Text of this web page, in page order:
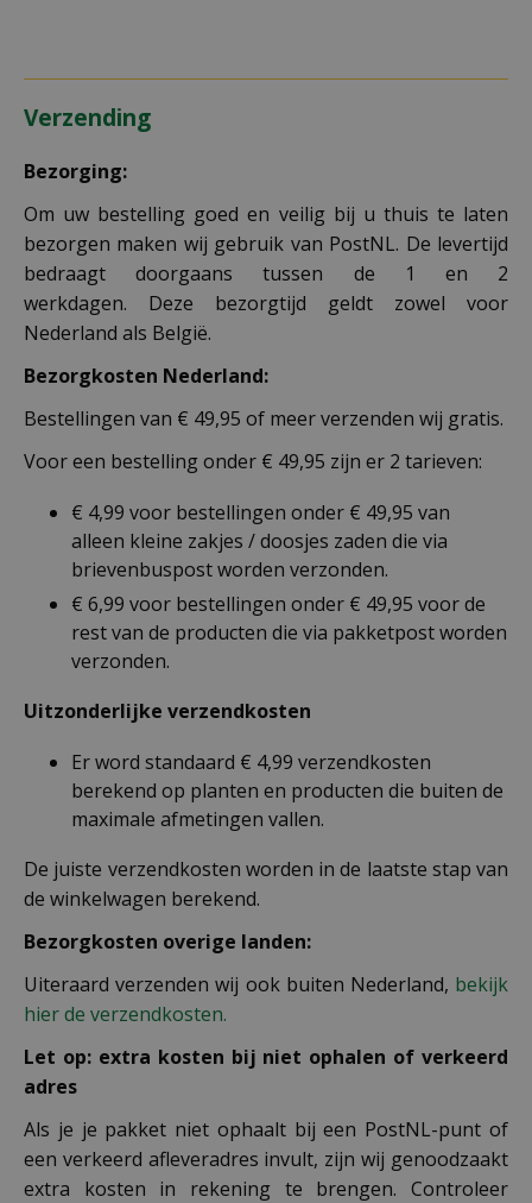
Verzending
Bezorging:
Om uw bestelling goed en veilig bij u thuis te laten
bezorgen maken wij gebruik van PostNL. De levertijd
bedraagt doorgaans tussen de 1 en 2
werkdagen. Deze bezorgtijd geldt zowel voor
Nederland als België.
Bezorgkosten Nederland:
Bestellingen van € 49,95 of meer verzenden wij gratis.
Voor een bestelling onder € 49,95 zijn er 2 tarieven:
€ 4,99 voor bestellingen onder € 49,95 van
alleen kleine zakjes / doosjes zaden die via
brievenbuspost worden verzonden.
€ 6,99 voor bestellingen onder € 49,95 voor de
rest van de producten die via pakketpost worden
verzonden.
Uitzonderlijke verzendkosten
Er word standaard € 4,99 verzendkosten
berekend op planten en producten die buiten de
maximale afmetingen vallen.
De juiste verzendkosten worden in de laatste stap van
de winkelwagen berekend.
Bezorgkosten overige landen:
Uiteraard verzenden wij ook buiten Nederland, bekijk
hier de verzendkosten.
Let op: extra kosten bij niet ophalen of verkeerd
adres
Als je je pakket niet ophaalt bij een PostNL-punt of
een verkeerd afleveradres invult, zijn wij genoodzaakt
extra kosten in rekening te brengen. Controleer